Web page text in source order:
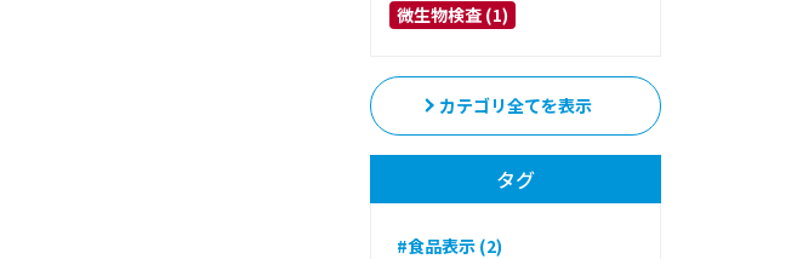
微生物検査 (1)
カテゴリ全てを表示
タグ
#食品表示 (2)